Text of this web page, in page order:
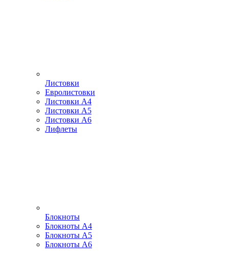
Листовки
Евролистовки
Листовки А4
Листовки А5
Листовки А6
Лифлеты
Блокноты
Блокноты А4
Блокноты А5
Блокноты А6